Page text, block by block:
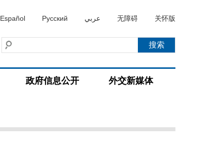
Español Русский عربي 无障碍 关怀版
政府信息公开 外交新媒体